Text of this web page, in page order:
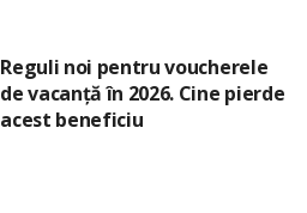
Reguli noi pentru voucherele
de vacanță în 2026. Cine pierde
acest beneficiu